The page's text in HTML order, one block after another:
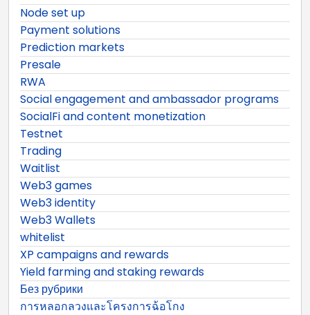
Node set up
Payment solutions
Prediction markets
Presale
RWA
Social engagement and ambassador programs
SocialFi and content monetization
Testnet
Trading
Waitlist
Web3 games
Web3 identity
Web3 Wallets
whitelist
XP campaigns and rewards
Yield farming and staking rewards
Без рубрики
การหลอกลวงและโครงการฉ้อโกง